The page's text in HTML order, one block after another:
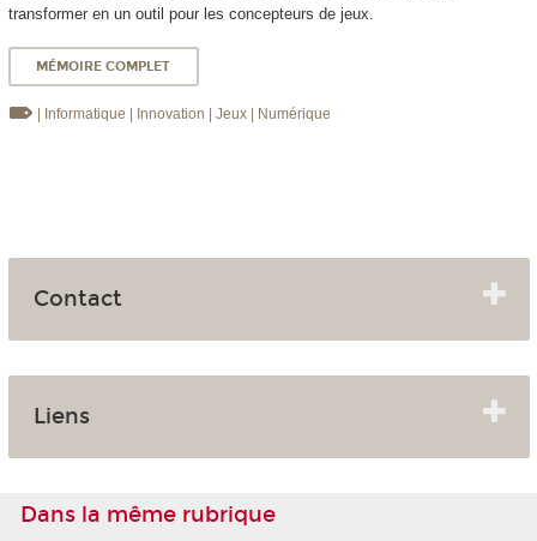
transformer en un outil pour les concepteurs de jeux.
MÉMOIRE COMPLET
| Informatique | Innovation | Jeux | Numérique
Contact
Liens
Dans la même rubrique